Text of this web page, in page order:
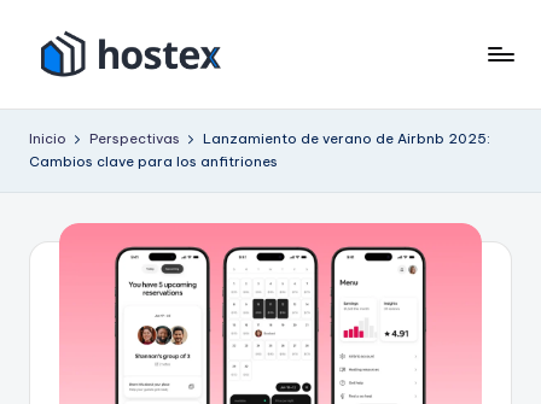
Saltar
contenido
o
s
alquiler
piloto
automático
Inicio Perspectivas
Lanzamiento de verano de Airbnb 2025:
Cambios clave para los anfitriones